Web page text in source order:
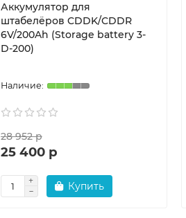
Аккумулятор для
штабелёров CDDK/CDDR
6V/200Ah (Storage battery 3-
D-200)
28 952 р
25 400 р
Купить